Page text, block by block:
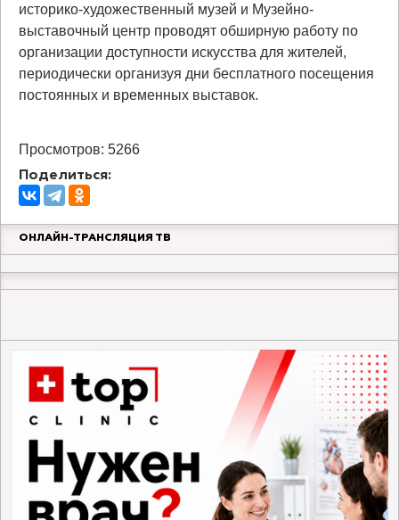
историко-художественный музей и Музейно-
выставочный центр проводят обширную работу по
организации доступности искусства для жителей,
периодически организуя дни бесплатного посещения
постоянных и временных выставок.
Просмотров: 5266
Поделиться:
ОНЛАЙН-ТРАНСЛЯЦИЯ ТВ